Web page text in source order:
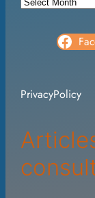
v
s
PrivacyPolicy